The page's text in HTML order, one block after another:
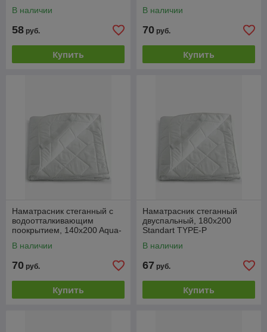
В наличии
58 руб.
Купить
В наличии
70 руб.
Купить
Наматрасник стеганный с
водоотталкивающим
поокрытием, 140x200 Aqua-
В наличии
70 руб.
Купить
Наматрасник стеганный
двуспальный, 180x200
Standart TYPE-P
В наличии
67 руб.
Купить